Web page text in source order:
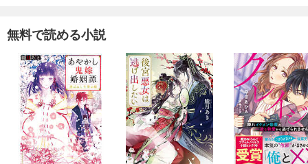
無料で読める小説